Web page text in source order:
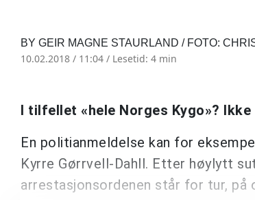
BY GEIR MAGNE STAURLAND / FOTO:
10.02.2018 / 11:04 / Lesetid: 4 min
I tilfellet «hele Norges Kygo»?
En politianmeldelse kan for
Kyrre Gørrvell-Dahll. Etter høylytt
arrestasjonsordenen står for tur,